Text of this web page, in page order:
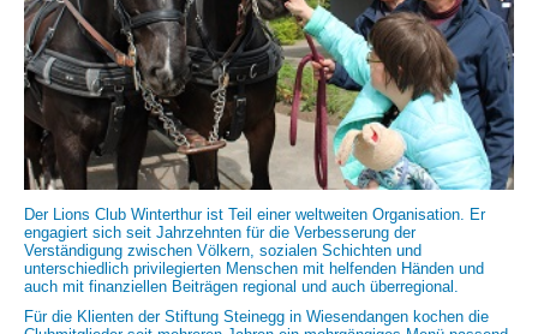
Der Lions Club Winterthur ist Teil einer weltweiten Organisation. Er
engagiert sich seit Jahrzehnten für die Verbesserung der
Verständigung zwischen Völkern, sozialen Schichten und
unterschiedlich privilegierten Menschen mit helfenden Händen und
auch mit finanziellen Beiträgen regional und auch überregional.
Für die Klienten der Stiftung Steinegg in Wiesendangen kochen die